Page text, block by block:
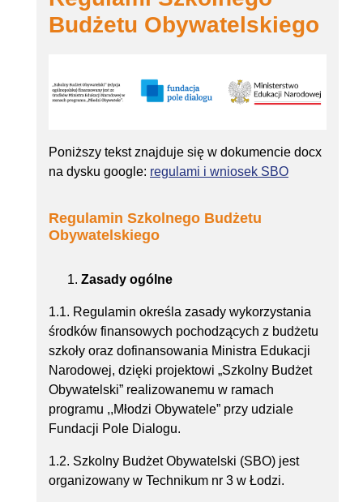
Budżetu Obywatelskiego
Poniższy tekst znajduje się w dokumencie docx
na dysku google: regulami i wniosek SBO
Regulamin Szkolnego Budżetu
Obywatelskiego
Zasady ogólne
1.1. Regulamin określa zasady wykorzystania
środków finansowych pochodzących z budżetu
szkoły oraz dofinansowania Ministra Edukacji
Narodowej, dzięki projektowi „Szkolny Budżet
Obywatelski” realizowanemu w ramach
programu ,,Młodzi Obywatele” przy udziale
Fundacji Pole Dialogu.
1.2. Szkolny Budżet Obywatelski (SBO) jest
organizowany w Technikum nr 3 w Łodzi.